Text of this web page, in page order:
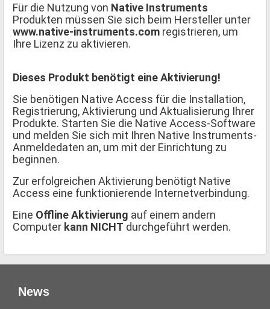
Für die Nutzung von Native Instruments
Produkten müssen Sie sich beim Hersteller unter
www.native-instruments.com registrieren, um
Ihre Lizenz zu aktivieren.
Dieses Produkt benötigt eine Aktivierung!
Sie benötigen Native Access für die Installation,
Registrierung, Aktivierung und Aktualisierung Ihrer
Produkte. Starten Sie die Native Access-Software
und melden Sie sich mit Ihren Native Instruments-
Anmeldedaten an, um mit der Einrichtung zu
beginnen.
Zur erfolgreichen Aktivierung benötigt Native
Access eine funktionierende Internetverbindung.
Eine Offline Aktivierung auf einem andern
Computer kann NICHT durchgeführt werden.
News